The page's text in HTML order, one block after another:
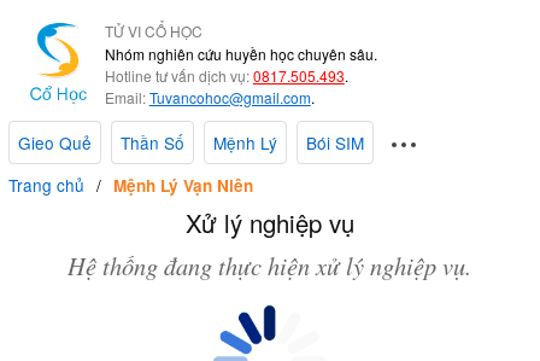
TỬ VI CỔ HỌC
Nhóm nghiên cứu huyền học chuyên sâu.
Hotline tư vấn dịch vụ:0817.505.493.
Email:Tuvancohoc@gmail.com.
Gieo Quẻ Thần Số Mệnh Lý
Bói SIM
Trang chủ
Mệnh Lý Vạn Niên
Xử lý nghiệp vụ
Hệ thống đang thực hiện xử lý nghiệp vụ.